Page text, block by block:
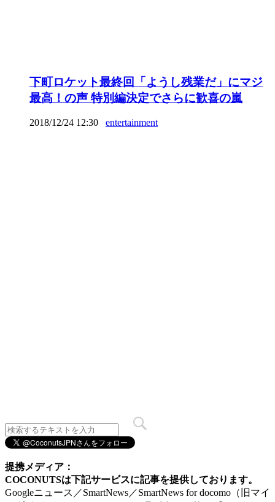
下町ロケット最終回「ようし残業だ」にマジ
最高！の声 特別編決定でさらに歓喜の嵐
2018/12/24 12:30 entertainment
提携メディア：
COCONUTSは下記サービスに記事を提供しております。
Googleニュース／SmartNews／SmartNews for docomo（旧マイ